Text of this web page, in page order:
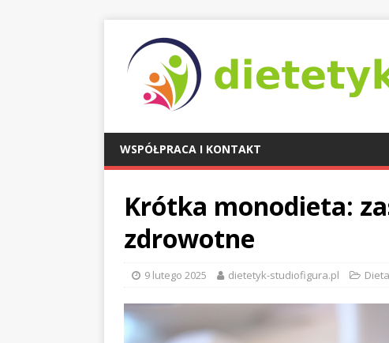
WSPÓŁPRACA I KONTAKT
Krótka monodieta:
zdrowotne
9 lutego 2025 dietetyk-studiofigura.pl